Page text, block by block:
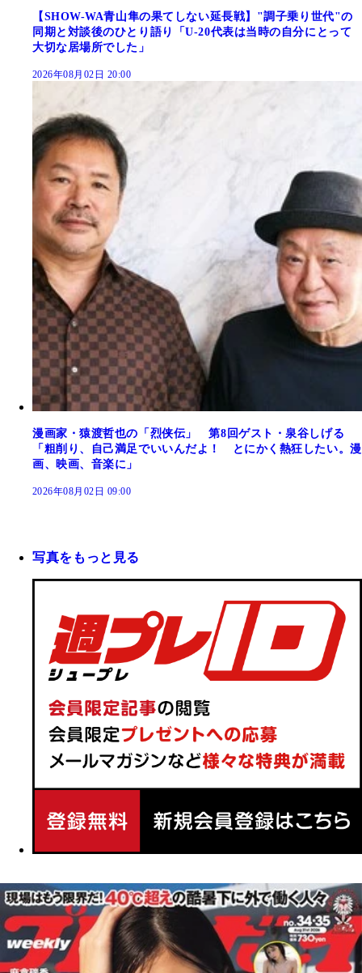
【SHOW-WA青山隼の果てしない延長戦】"調子乗り世代"の
同期と対談後のひとり語り「U-20代表は当時の自分にとって
大切な居場所でした」
2026年08月02日 20:00
漫画家・猿渡哲也の「烈侠伝」 第8回ゲスト・泉谷しげる
「粗削り、自己満足でいいんだよ！ とにかく熱狂したい。漫
画、映画、音楽に」
2026年08月02日 09:00
写真をもっと見る